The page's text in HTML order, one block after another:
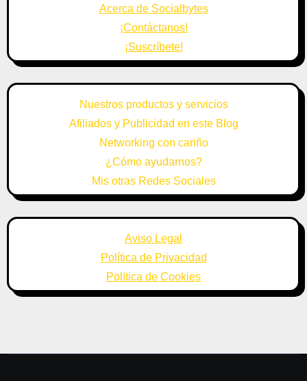
Acerca de Socialbytes
¡Contáctanos!
¡Suscríbete!
Nuestros productos y servicios
Afiliados y Publicidad en este Blog
Networking con cariño
¿Cómo ayudarnos?
Mis otras Redes Sociales
Aviso Legal
Política de Privacidad
Política de Cookies